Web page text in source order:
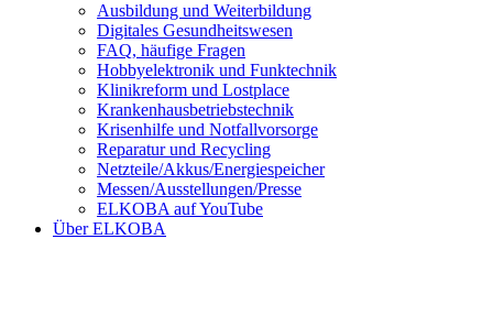
Ausbildung und Weiterbildung
Digitales Gesundheitswesen
FAQ, häufige Fragen
Hobbyelektronik und Funktechnik
Klinikreform und Lostplace
Krankenhausbetriebstechnik
Krisenhilfe und Notfallvorsorge
Reparatur und Recycling
Netzteile/Akkus/Energiespeicher
Messen/Ausstellungen/Presse
ELKOBA auf YouTube
Über ELKOBA